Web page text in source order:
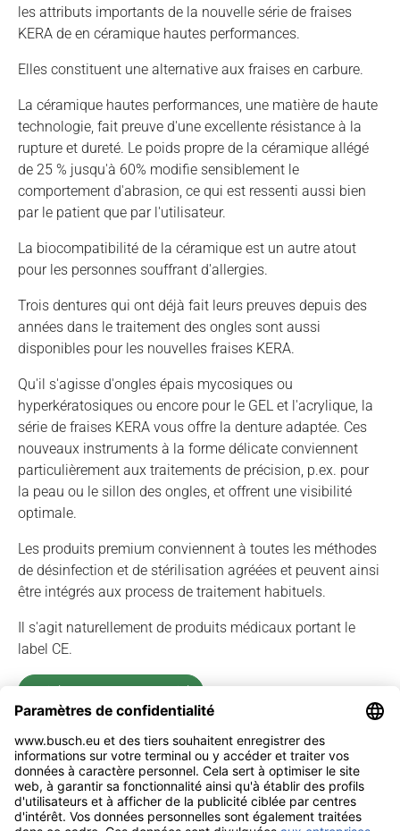
les attributs importants de la nouvelle série de fraises
KERA de en céramique hautes performances.
Elles constituent une alternative aux fraises en carbure.
La céramique hautes performances, une matière de haute
technologie, fait preuve d'une excellente résistance à la
rupture et dureté. Le poids propre de la céramique allégé
de 25 % jusqu'à 60% modifie sensiblement le
comportement d'abrasion, ce qui est ressenti aussi bien
par le patient que par l'utilisateur.
La biocompatibilité de la céramique est un autre atout
pour les personnes souffrant d'allergies.
Trois dentures qui ont déjà fait leurs preuves depuis des
années dans le traitement des ongles sont aussi
disponibles pour les nouvelles fraises KERA.
Qu'il s'agisse d'ongles épais mycosiques ou
hyperkératosiques ou encore pour le GEL et l'acrylique, la
série de fraises KERA vous offre la denture adaptée. Ces
nouveaux instruments à la forme délicate conviennent
particulièrement aux traitements de précision, p.ex. pour
la peau ou le sillon des ongles, et offrent une visibilité
optimale.
Les produits premium conviennent à toutes les méthodes
de désinfection et de stérilisation agréées et peuvent ainsi
être intégrés aux process de traitement habituels.
Il s'agit naturellement de produits médicaux portant le
label CE.
Voir les prospectus spécial